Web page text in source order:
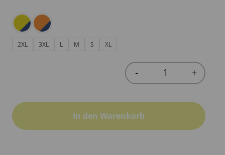
2XL 3XL L M S XL
Quantity
- +
In den Warenkorb